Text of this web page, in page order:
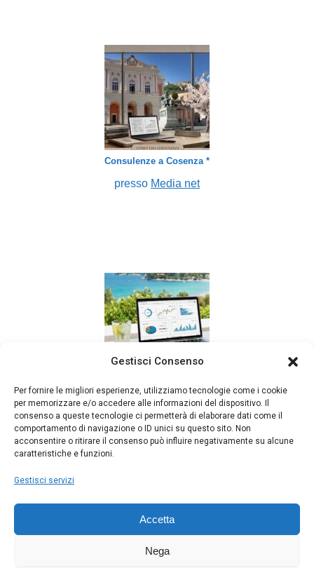
Gestisci Consenso
Per fornire le migliori esperienze, utilizziamo tecnologie come i cookie
per memorizzare e/o accedere alle informazioni del dispositivo. Il
consenso a queste tecnologie ci permetterà di elaborare dati come il
comportamento di navigazione o ID unici su questo sito. Non
acconsentire o ritirare il consenso può influire negativamente su alcune
caratteristiche e funzioni.
Gestisci servizi
Accetta
Nega
Consulenze a Cosenza *
presso Media net
Consulenze da remoto *
in tutta Italia
* Immagine generata con Intelligenza Artificiale su prompt